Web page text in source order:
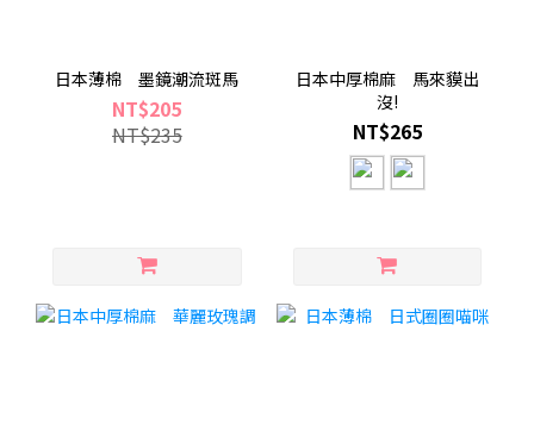
日本薄棉 墨鏡潮流斑馬
NT$205
NT$235
日本中厚棉麻 馬來貘出
沒!
NT$265